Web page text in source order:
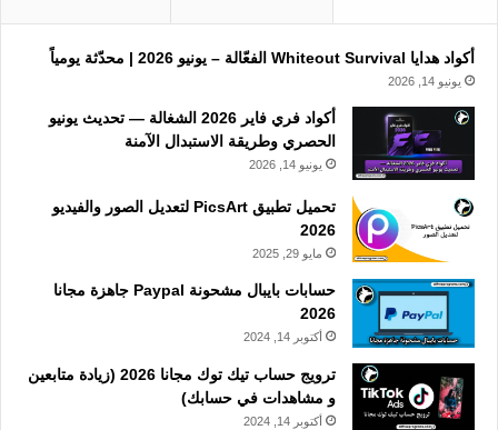
أكواد هدايا Whiteout Survival الفعّالة – يونيو 2026 | محدّثة يومياً
يونيو 14, 2026
أكواد فري فاير 2026 الشغالة — تحديث يونيو
الحصري وطريقة الاستبدال الآمنة
يونيو 14, 2026
تحميل تطبيق PicsArt لتعديل الصور والفيديو
2026
مايو 29, 2025
حسابات بايبال مشحونة Paypal جاهزة مجانا
2026
أكتوبر 14, 2024
ترويج حساب تيك توك مجانا 2026 (زيادة متابعين
و مشاهدات في حسابك)
أكتوبر 14, 2024